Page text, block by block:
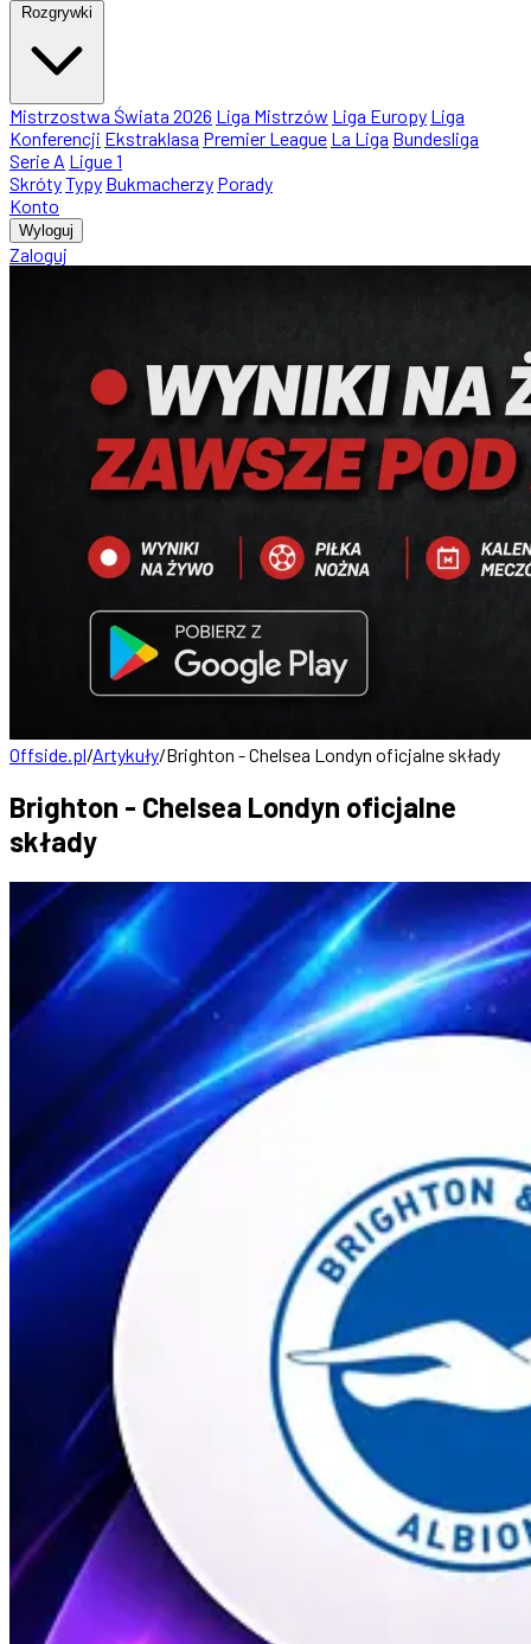
Rozgrywki
Mistrzostwa Świata 2026 Liga Mistrzów Liga Europy Liga
Konferencji Ekstraklasa Premier League La Liga Bundesliga
Serie A Ligue 1
SkrótyTypy Bukmacherzy Porady
Konto
Wyloguj
Zaloguj
Offside.pl/Artykuły/Brighton - Chelsea Londyn oficjalne składy
Brighton - Chelsea Londyn oficjalne
składy